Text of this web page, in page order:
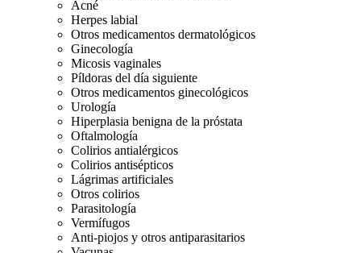
Acné
Herpes labial
Otros medicamentos dermatológicos
Ginecología
Micosis vaginales
Píldoras del día siguiente
Otros medicamentos ginecológicos
Urología
Hiperplasia benigna de la próstata
Oftalmología
Colirios antialérgicos
Colirios antisépticos
Lágrimas artificiales
Otros colirios
Parasitología
Vermífugos
Anti-piojos y otros antiparasitarios